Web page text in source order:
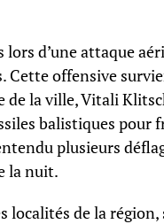
d’une attaque
Cette offensive
de la ville, Vitali
balistiques pour
plusieurs
la nuit.
localités de la région,